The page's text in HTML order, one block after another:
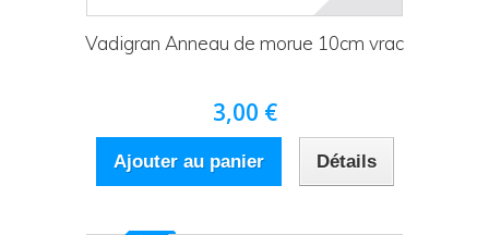
Vadigran Anneau de morue 10cm vrac
3,00 €
Ajouter au panier Détails